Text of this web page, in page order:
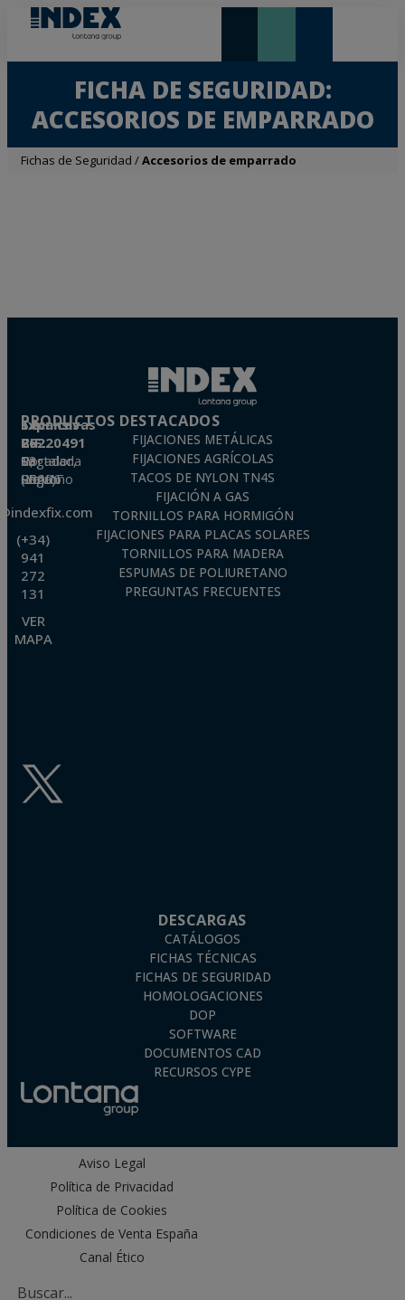
FICHA DE SEGURIDAD:
ACCESORIOS DE EMPARRADO
Fichas de Seguridad /Accesorios de emparrado
Técnicas Expansivas S.L.
CIF: B-26220491
P. I. La Portalada II, C/ Segador, 13
26006 · Logroño (La Rioja) · SPAIN
(+34)
941
272
131
VER
MAPA
PRODUCTOS DESTACADOS
FIJACIONES METÁLICAS
FIJACIONES AGRÍCOLAS
TACOS DE NYLON TN4S
FIJACIÓN A GAS
TORNILLOS PARA HORMIGÓN
FIJACIONES PARA PLACAS SOLARES
TORNILLOS PARA MADERA
ESPUMAS DE POLIURETANO
PREGUNTAS FRECUENTES
DESCARGAS
CATÁLOGOS
FICHAS TÉCNICAS
FICHAS DE SEGURIDAD
HOMOLOGACIONES
DOP
SOFTWARE
DOCUMENTOS CAD
RECURSOS CYPE
Aviso Legal
Política de Privacidad
Política de Cookies
Condiciones de Venta España
Canal Ético